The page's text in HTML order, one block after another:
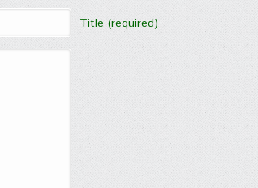
Title (required)